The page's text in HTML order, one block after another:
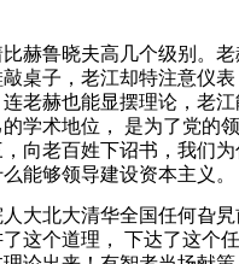
赫鲁晓夫高几个级别。
桌子，老江却特注意仪
老赫也能显摆理论，老
学术地位， 是为了党的
向老百姓下诏书，我们
能够领导建设资本主义。
大北大清华全国任何旮
这个道理， 下达了这个